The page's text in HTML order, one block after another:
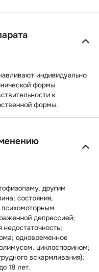
индивидуально
формы
к
формы.
другим
состояния,
депрессией;
одновременное
циклоспорином;
вскармливания);
18 лет.